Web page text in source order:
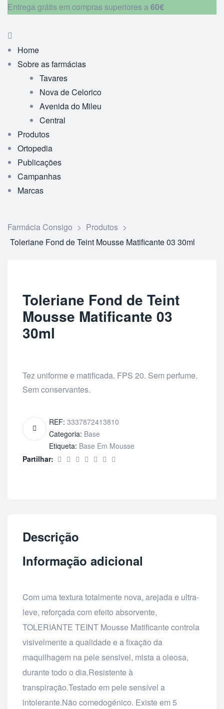
Entrega grátis em compras superiores a60€
Home
Sobre as farmácias
Tavares
Nova de Celorico
Avenida do Mileu
Central
Produtos
Ortopedia
Publicações
Campanhas
Marcas
Farmácia Consigo > Produtos >
Toleriane Fond de Teint Mousse Matificante 03 30ml
Toleriane Fond de Teint
Mousse Matificante 03
30ml
Tez uniforme e matificada. FPS 20. Sem perfume.
Sem conservantes.
REF: 3337872413810
Categoria: Base
Etiqueta: Base Em Mousse
Partilhar:
Descrição
Informação adicional
Com uma textura totalmente nova, arejada e ultra-
leve, reforçada com efeito absorvente,
TOLERIANTE TEINT Mousse Matificante controla
visivelmente a qualidade e a fixação da
maquilhagem na pele sensivel, mista a oleosa,
durante todo o dia.Resistente à
transpiração.Testado em pele sensível a
intolerante.Não comedogénico. Existe em 5